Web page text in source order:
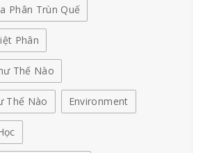
Phân Trùn Quế
Phân
Thế Nào
Thế Nào Environment